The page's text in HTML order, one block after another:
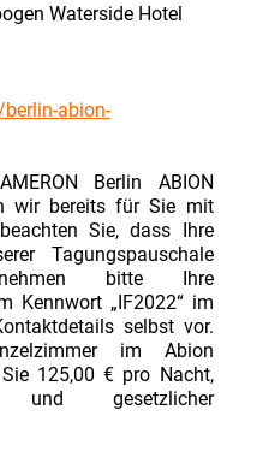
Waterside Hotel
abion-
Berlin ABION
wir bereits für Sie mit
Sie, dass Ihre
Tagungspauschale
bitte Ihre
Kennwort „IF2022“ im
selbst vor.
im Abion
125,00 € pro Nacht,
und gesetzlicher